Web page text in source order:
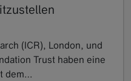
(ICR), London, und
Trust haben eine
dem…